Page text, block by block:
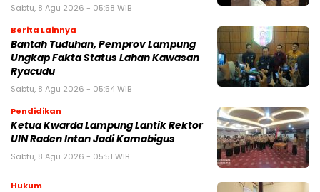
Sabtu, 8 Agu 2026 - 05:58 WIB
Berita Lainnya
Bantah Tuduhan, Pemprov Lampung
Ungkap Fakta Status Lahan Kawasan
Ryacudu
Sabtu, 8 Agu 2026 - 05:54 WIB
Pendidikan
Ketua Kwarda Lampung Lantik Rektor
UIN Raden Intan Jadi Kamabigus
Sabtu, 8 Agu 2026 - 05:51 WIB
Hukum